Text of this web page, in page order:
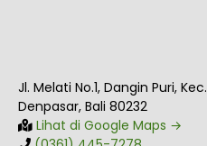
Jl. Melati No.1, Dangin Puri,
Denpasar, Bali 80232
Lihat di Google Maps →